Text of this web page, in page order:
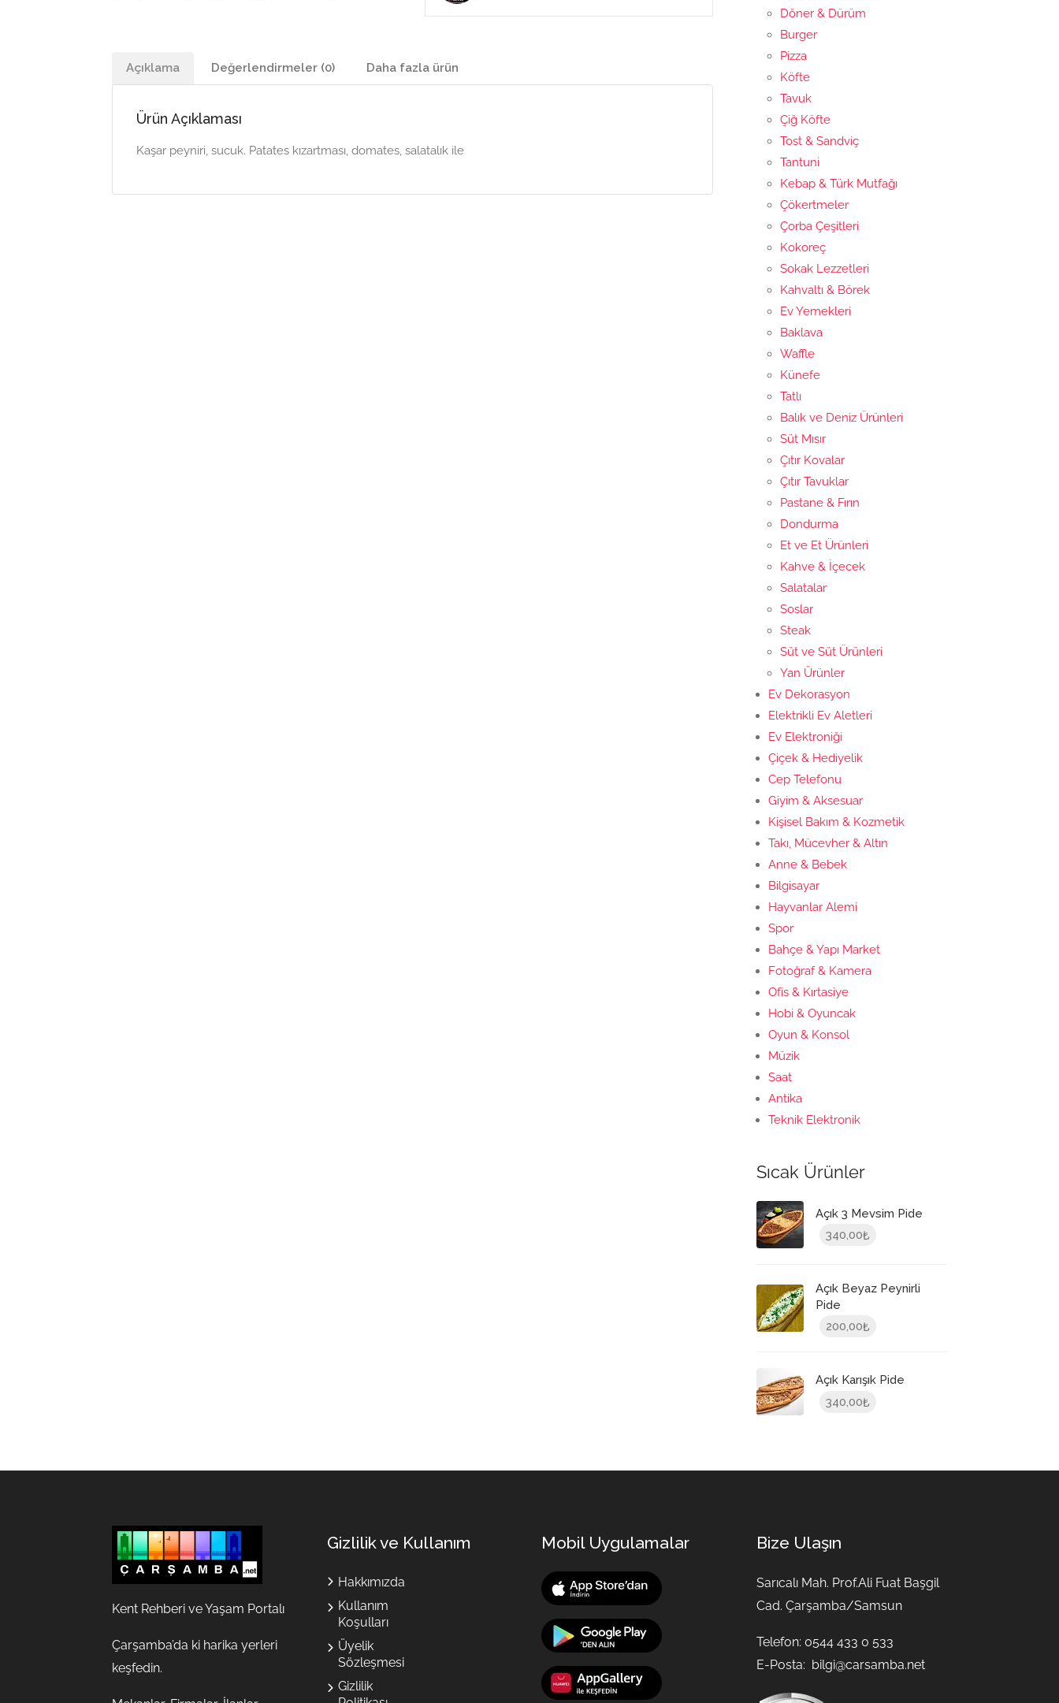
Açıklama Değerlendirmeler (0) Daha fazla ürün
Ürün Açıklaması
Kaşar peyniri, sucuk. Patates kızartması, domates, salatalık ile
Döner & Dürüm
Burger
Pizza
Köfte
Tavuk
Çiğ Köfte
Tost & Sandviç
Tantuni
Kebap & Türk Mutfağı
Çökertmeler
Çorba Çeşitleri
Kokoreç
Sokak Lezzetleri
Kahvaltı & Börek
Ev Yemekleri
Baklava
Waffle
Künefe
Tatlı
Balık ve Deniz Ürünleri
Süt Mısır
Çıtır Kovalar
Çıtır Tavuklar
Pastane & Fırın
Dondurma
Et ve Et Ürünleri
Kahve & İçecek
Salatalar
Soslar
Steak
Süt ve Süt Ürünleri
Yan Ürünler
Ev Dekorasyon
Elektrikli Ev Aletleri
Ev Elektroniği
Çiçek & Hediyelik
Cep Telefonu
Giyim & Aksesuar
Kişisel Bakım & Kozmetik
Takı, Mücevher & Altın
Anne & Bebek
Bilgisayar
Hayvanlar Alemi
Spor
Bahçe & Yapı Market
Fotoğraf & Kamera
Ofis & Kırtasiye
Hobi & Oyuncak
Oyun & Konsol
Müzik
Saat
Antika
Teknik Elektronik
Sıcak Ürünler
Açık 3 Mevsim Pide
340,00₺
Açık Beyaz Peynirli
Pide
200,00₺
Açık Karışık Pide
340,00₺
Kent Rehberi ve Yaşam Portalı
Çarşamba’da ki harika yerleri
keşfedin.
Gizlilik ve Kullanım
Hakkımızda
Kullanım
Koşulları
Üyelik
Sözleşmesi
Gizlilik
Mobil Uygulamalar Bize Ulaşın
Sarıcalı Mah. Prof.Ali Fuat Başgil
Cad. Çarşamba/Samsun
Telefon: 0544 433 0 533
E-Posta: bilgi@carsamba.net